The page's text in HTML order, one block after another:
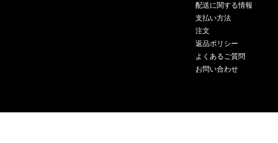
配送に関する情報
支払い方法
注文
返品ポリシー
よくあるご質問
お問い合わせ